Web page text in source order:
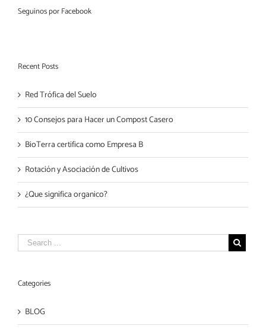
Seguinos por Facebook
Recent Posts
Red Trófica del Suelo
10 Consejos para Hacer un Compost Casero
BioTerra certifica como Empresa B
Rotación y Asociación de Cultivos
¿Que significa organico?
Categories
BLOG